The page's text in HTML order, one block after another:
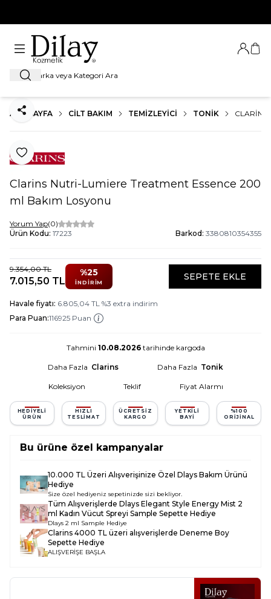
Ara
Giriş
ANA SAYFA CILT BAKIM TEMIZLEYICI TONIK CLARINS
Favoriye Ekle
Paylaş
Clarins Nutri-Lumiere Treatment Essence 200
ml Bakım Losyonu
Yorum Yap(0)
Ürün Kodu: 17223 Barkod: 3380810354355
9.354,00TL
7.015,50 TL
%25
İNDIRIM
SEPETE EKLE
Havale fiyatı: 6.805,04 TL %3 extra indirim
Para Puan:116925 Puan
Tahmini 10.08.2026tarihinde kargoda
Daha Fazla Clarins Daha Fazla Tonik
Koleksiyon Teklif Fiyat Alarmı
HEDIYELI
ÜRÜN
HIZLI
TESLIMAT
ÜCRETSIZ
KARGO
YETKILI
BAYI
%100
ORIJINAL
Bu ürüne özel kampanyalar
10.000 TL Üzeri Alışverişinize Özel Dlays Bakım Ürünü
Hediye
Size özel hediyeniz sepetinizde sizi bekliyor.
Tüm Alışverişlerde Dlays Elegant Style Energy Mist 2
ml Kadın Vücut Spreyi Sample Sepette Hediye
Dlays 2 ml Sample Hediye
Clarins 4000 TL üzeri alışverişlerde Deneme Boy
Sepette Hediye
ALIŞVERİŞE BAŞLA